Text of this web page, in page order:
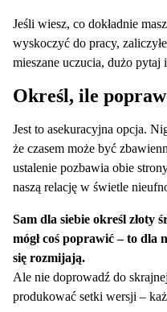
Jeśli wiesz, co dokładnie
wyskoczyć do pracy,
mieszane uczucia, dużo
Określ, ile
Jest to asekuracyjna opcja.
że czasem może być
ustalenie pozbawia obie
naszą relację w świetle
Sam dla siebie określ złoty
mógł coś poprawić – to dla
się rozmijają.
Ale nie doprowadź do
produkować setki wersji –